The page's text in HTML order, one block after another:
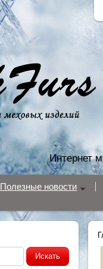
Интернет
Полезные новости